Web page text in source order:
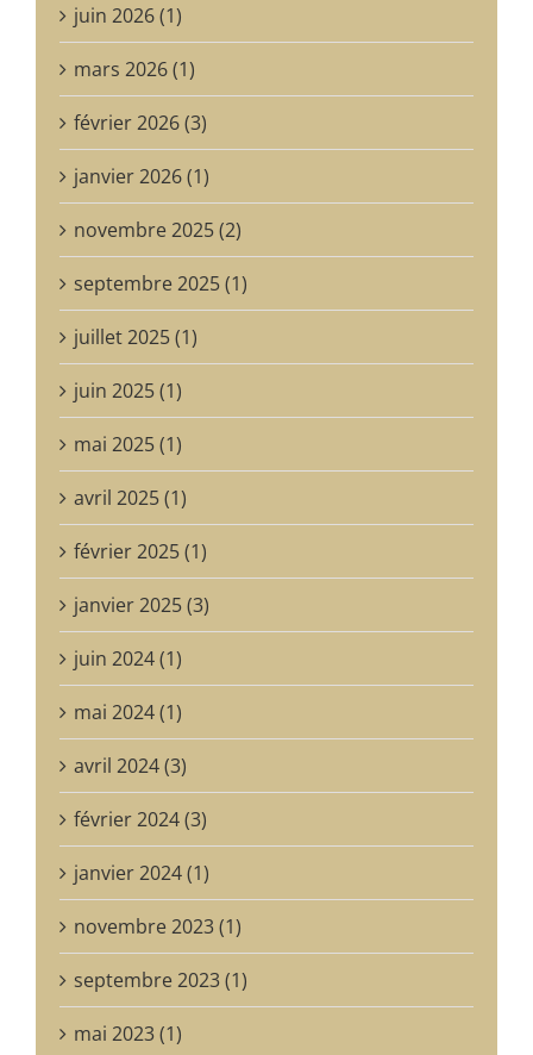
juin 2026 (1)
mars 2026 (1)
février 2026 (3)
janvier 2026 (1)
novembre 2025 (2)
septembre 2025 (1)
juillet 2025 (1)
juin 2025 (1)
mai 2025 (1)
avril 2025 (1)
février 2025 (1)
janvier 2025 (3)
juin 2024 (1)
mai 2024 (1)
avril 2024 (3)
février 2024 (3)
janvier 2024 (1)
novembre 2023 (1)
septembre 2023 (1)
mai 2023 (1)